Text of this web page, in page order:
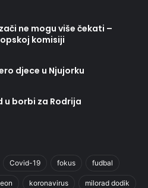
ne mogu više čekati –
komisiji
djece u Njujorku
u borbi za Rodrija
Covid-19 fokus fudbal
koronavirus milorad dodik